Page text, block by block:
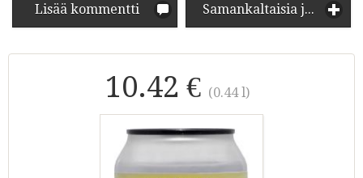
Lisää kommentti Samankaltaisia juomia
10.42 € (0.44 l)